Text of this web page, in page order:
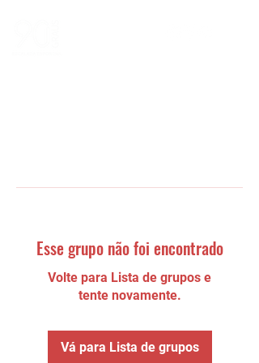
Esse grupo não foi encontrado
Volte para Lista de grupos e
tente novamente.
Vá para Lista de grupos